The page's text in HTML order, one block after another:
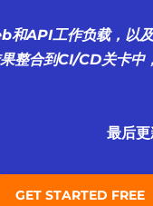
API工作负载，以
整合到CI/CD关卡
最后
GET STARTED FREE